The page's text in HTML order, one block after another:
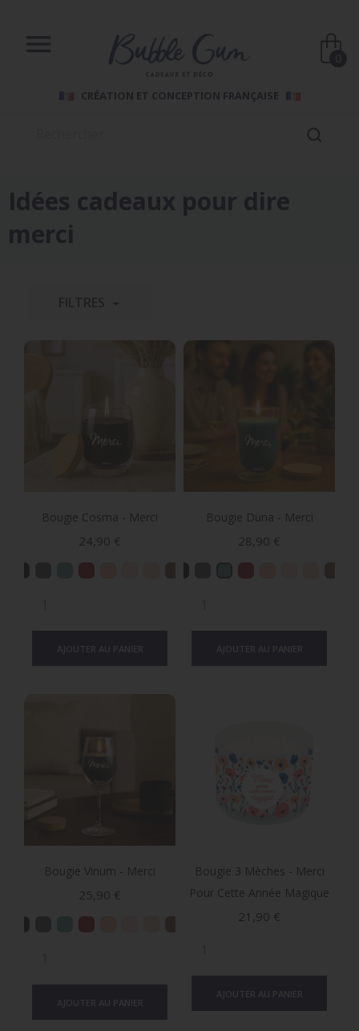
 0
CRÉATION ET CONCEPTION FRANÇAISE
Bougie Cosma - Merci
Prix
24,90 €
Bougie Duna - Merci
Prix
28,90 €
Bougie Vinum - Merci
Prix
25,90 €
Bougie 3 Mèches - Merci
Pour Cette Année Magique
Prix
21,90 €